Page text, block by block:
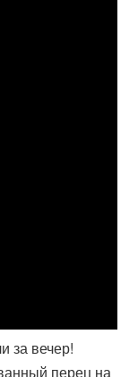
за вечер!
перец на